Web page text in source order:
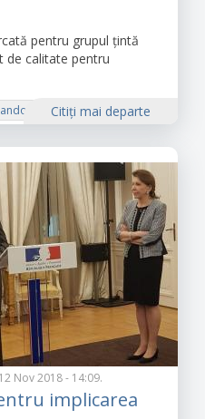
pentru grupul țintă
de calitate pentru
școlarCitiţi mai departe
Nov 2018 - 14:09.
implicarea